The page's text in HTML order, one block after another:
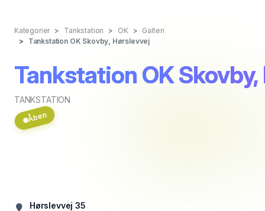
Kategorier Tankstation OK
Galten
Tankstation OK Skovby, Hørslevvej
Tankstation OK
TANKSTATION
Åben
Hørslevvej 35